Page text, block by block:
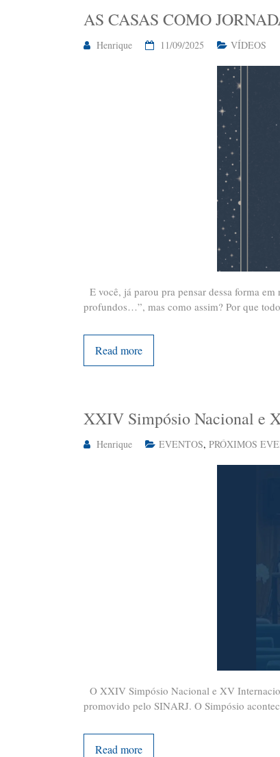
AS CASAS COMO
Henrique 11/09/2025 VÍDEOS
E você, já parou pra pensar dessa forma
profundos…”, mas como assim? Por que
Read more
XXIV Simpósio Nacional e
Henrique EVENTOS, PRÓXIMOS
O XXIV Simpósio Nacional e XV
promovido pelo SINARJ. O Simpósio
Read more